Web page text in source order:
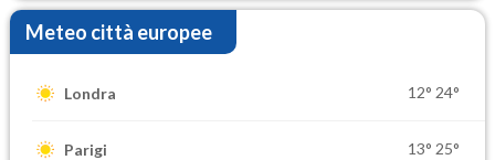
Meteo città europee
Londra 12° 24°
Parigi 13° 25°